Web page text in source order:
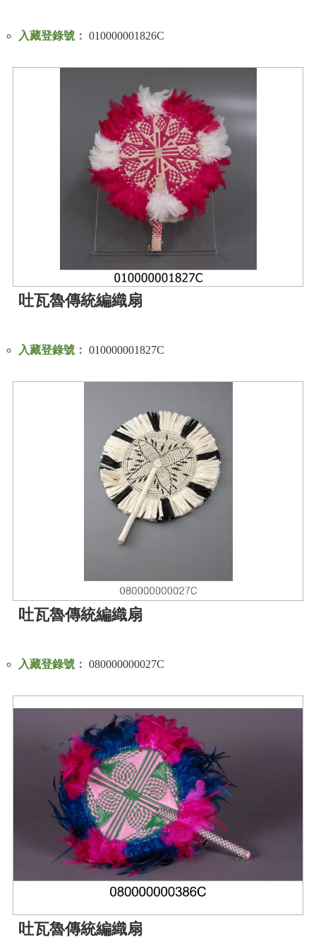
入藏登錄號： 010000001826C
吐瓦魯傳統編織扇
入藏登錄號： 010000001827C
吐瓦魯傳統編織扇
入藏登錄號： 080000000027C
吐瓦魯傳統編織扇